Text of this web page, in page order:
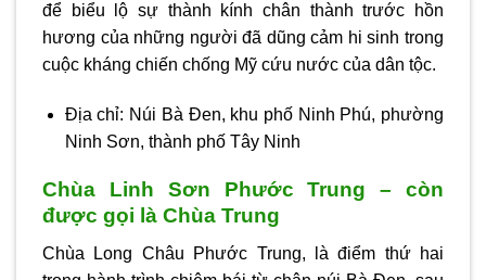
để biểu lộ sự thành kính chân thành trước hồn
hương của những người đã dũng cảm hi sinh trong
cuộc kháng chiến chống Mỹ cứu nước của dân tộc.
Địa chỉ: Núi Bà Đen, khu phố Ninh Phú, phường
Ninh Sơn, thành phố Tây Ninh
Chùa Linh Sơn Phước Trung – còn
được gọi là Chùa Trung
Chùa Long Châu Phước Trung, là điểm thứ hai